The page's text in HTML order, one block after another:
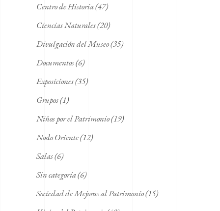
Centro de Historia(47)
Ciencias Naturales(20)
Divulgación del Museo(35)
Documentos(6)
Exposiciones(35)
Grupos(1)
Niños por el Patrimonio(19)
Nodo Oriente(12)
Salas(6)
Sin categoría(6)
Sociedad de Mejoras al Patrimonio(15)